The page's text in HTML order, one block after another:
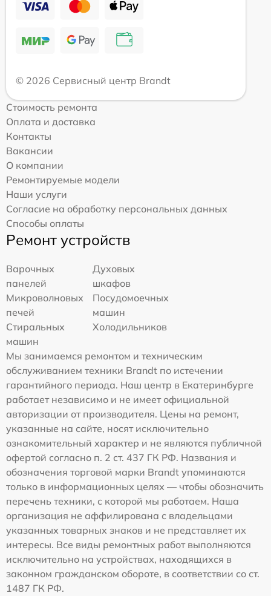
© 2026 Сервисный центр Brandt
Стоимость ремонта
Оплата и доставка
Контакты
Вакансии
О компании
Ремонтируемые модели
Наши услуги
Согласие на обработку персональных данных
Способы оплаты
Ремонт устройств
Варочных
панелей
Духовых
шкафов
Микроволновых
печей
Посудомоечных
машин
Стиральных
машин
Холодильников
Мы занимаемся ремонтом и техническим
обслуживанием техники Brandt по истечении
гарантийного периода. Наш центр в Екатеринбурге
работает независимо и не имеет официальной
авторизации от производителя. Цены на ремонт,
указанные на сайте, носят исключительно
ознакомительный характер и не являются публичной
офертой согласно п. 2 ст. 437 ГК РФ. Названия и
обозначения торговой марки Brandt упоминаются
только в информационных целях — чтобы обозначить
перечень техники, с которой мы работаем. Наша
организация не аффилирована с владельцами
указанных товарных знаков и не представляет их
интересы. Все виды ремонтных работ выполняются
исключительно на устройствах, находящихся в
законном гражданском обороте, в соответствии со ст.
1487 ГК РФ.